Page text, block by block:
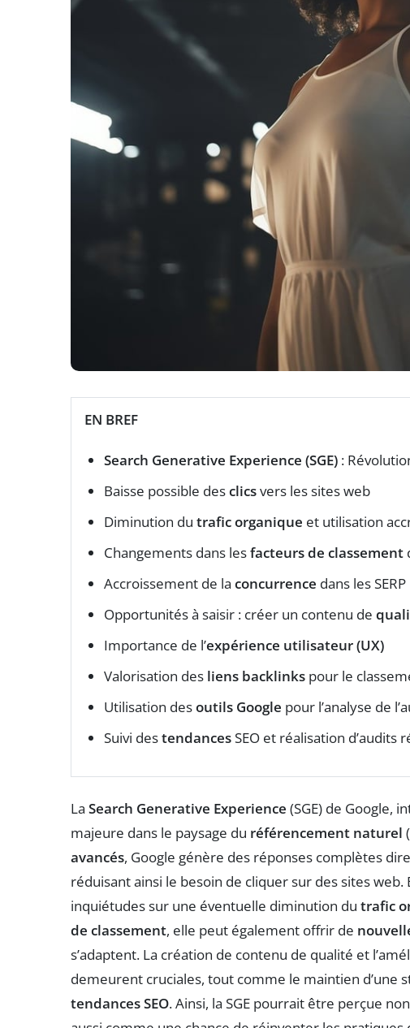
EN BREF
Search Generative Experience (SGE) :
Baisse possible desclicsvers les sites web
Diminution du trafic organique et utilisation
Changements dans lesfacteurs de classement
Accroissement de la concurrence dans les SERP
Opportunités à saisir : créer un contenu de
Importance de l’expérience utilisateur (UX)
Valorisation des liens backlinks pour le
Utilisation desoutils Google pour l’analyse de
Suivi destendancesSEO et réalisation d’audits
La Search Generative Experience (SGE) de Google,
majeure dans le paysage du référencement naturel
avancés, Google génère des réponses complètes
réduisant ainsi le besoin de cliquer sur des sites
inquiétudes sur une éventuelle diminution du trafic
de classement, elle peut également offrir de
s’adaptent. La création de contenu de qualité et
demeurent cruciales, tout comme le maintien d’une
tendances SEO. Ainsi, la SGE pourrait être perçue